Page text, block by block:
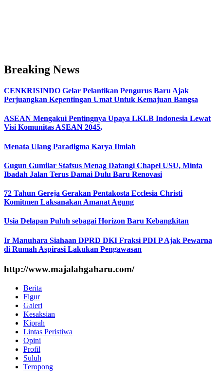
Breaking News
CENKRISINDO Gelar Pelantikan Pengurus Baru Ajak
Perjuangkan Kepentingan Umat Untuk Kemajuan Bangsa
ASEAN Mengakui Pentingnya Upaya LKLB Indonesia Lewat
Visi Komunitas ASEAN 2045,
Menata Ulang Paradigma Karya Ilmiah
Gugun Gumilar Stafsus Menag Datangi Chapel USU, Minta
Ibadah Jalan Terus Damai Dulu Baru Renovasi
72 Tahun Gereja Gerakan Pentakosta Ecclesia Christi
Komitmen Laksanakan Amanat Agung
Usia Delapan Puluh sebagai Horizon Baru Kebangkitan
Ir Manuhara Siahaan DPRD DKI Fraksi PDI P Ajak Pewarna
di Rumah Aspirasi Lakukan Pengawasan
http://www.majalahgaharu.com/
Berita
Figur
Galeri
Kesaksian
Kiprah
Lintas Peristiwa
Opini
Profil
Suluh
Teropong